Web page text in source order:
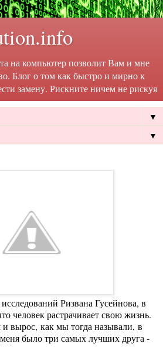
на компьютер позволит Вам и мне
Блог о том как быстро и мирно к
замену. Рискните ничем не рискуя
▼
▼
Ризвана Гусейнова, в
человек растрачивает свою жизнь.
вырос, как мы тогда называли, в
было три самых лучших друга -